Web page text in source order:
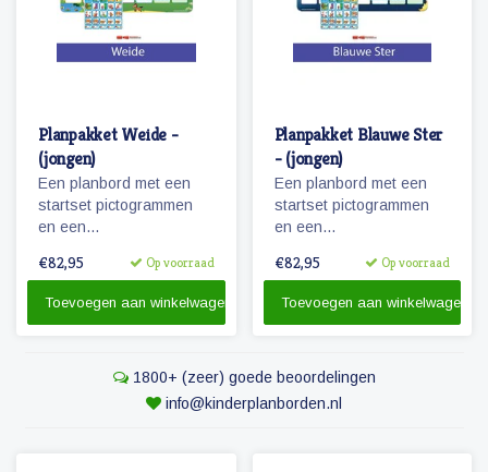
Planpakket Weide -
(jongen)
Een planbord met een
startset pictogrammen
en een
€82,95 Op voorraad
Toevoegen aan winkelwagen
Planpakket Blauwe Ster
- (jongen)
Een planbord met een
startset pictogrammen
en een
€82,95 Op voorraad
Toevoegen aan winkelwagen
1800+ (zeer) goede beoordelingen
info@kinderplanborden.nl